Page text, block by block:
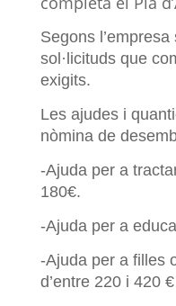
Segons
sol·licituds que
exigits.
Les ajudes i
nòmina de
-Ajuda per a
180€.
-Ajuda per a
-Ajuda per a filles
d’entre 220 i 420